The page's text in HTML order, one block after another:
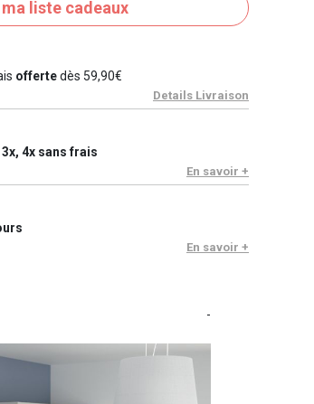
liste cadeaux
offertedès 59,90€
Details Livraison
3x, 4x sans frais
En savoir +
En savoir +
-